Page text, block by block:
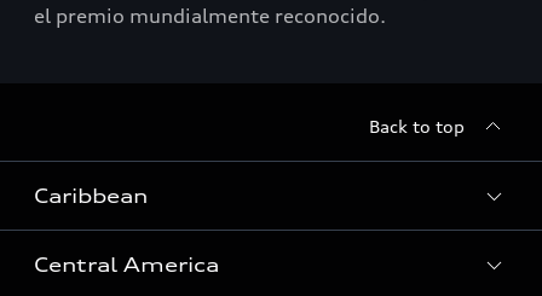
el premio mundialmente reconocido.
Back to top
Caribbean
Central America